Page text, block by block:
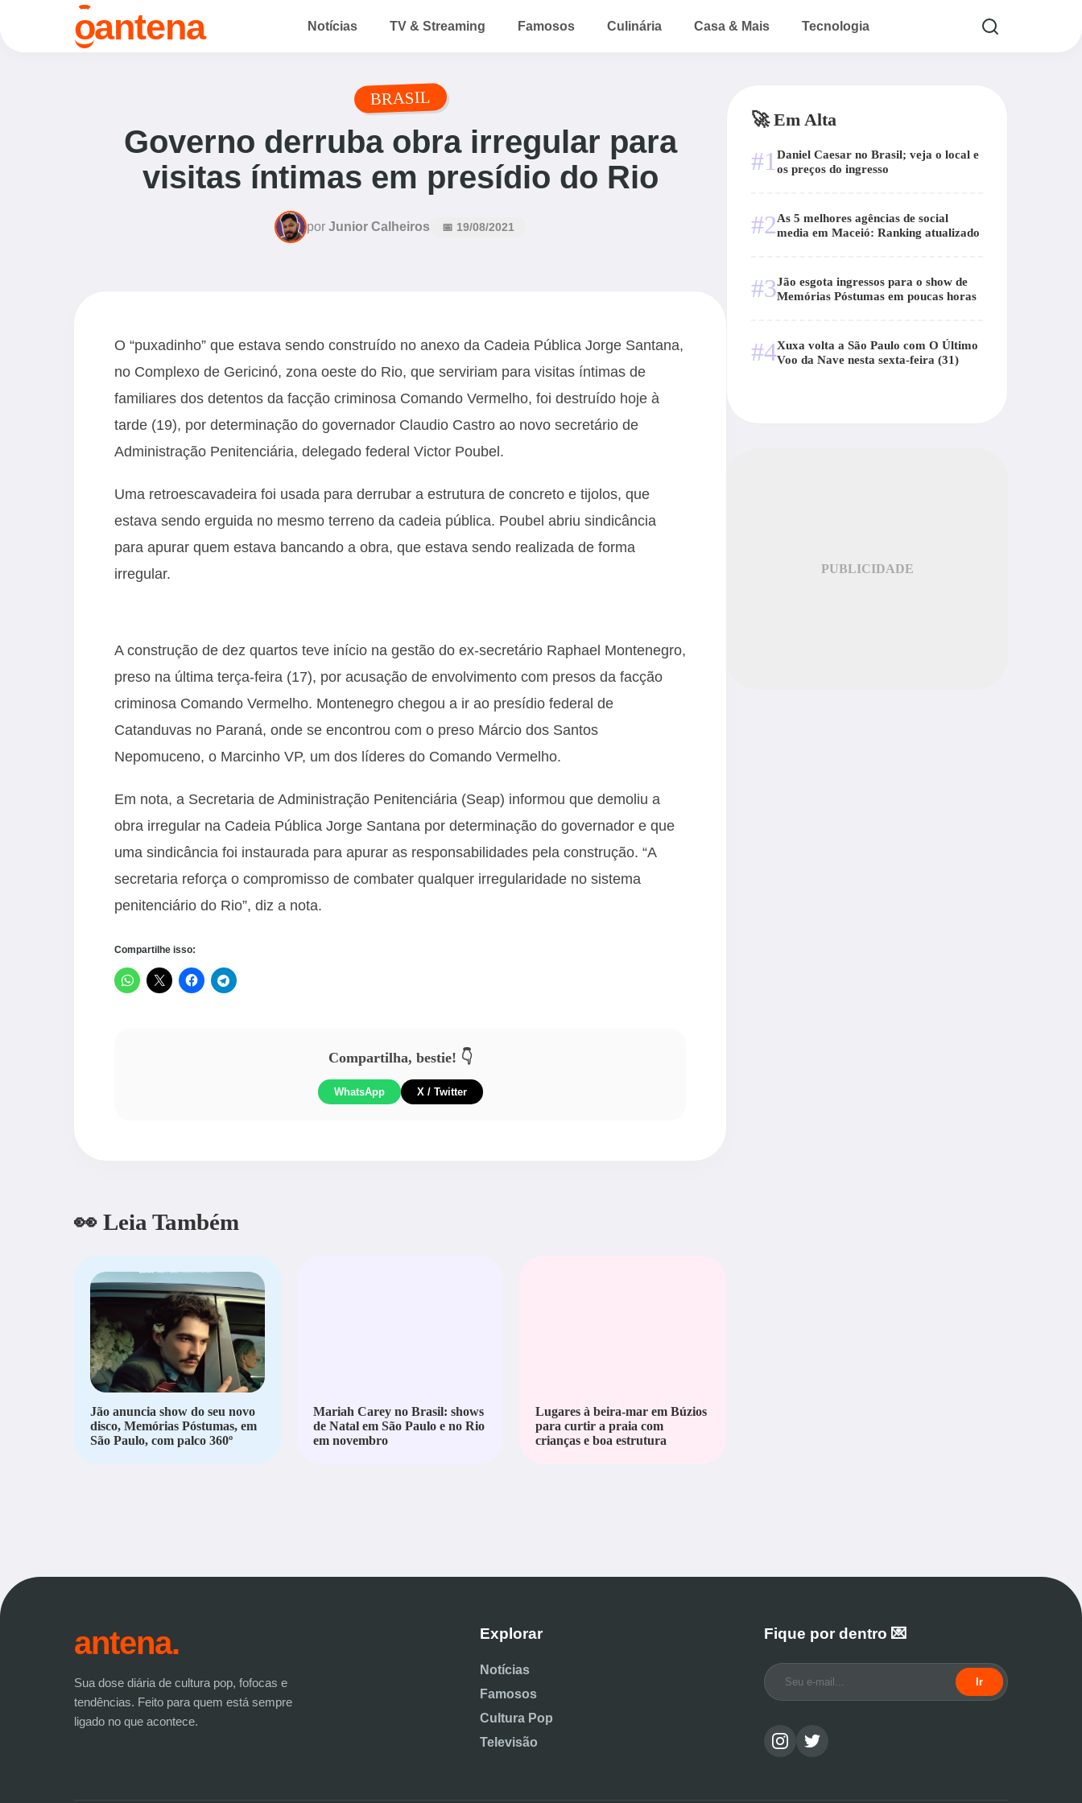
oantena Notícias TV & Streaming Famosos Culinária Casa & Mais Tecnologia
BRASIL
Governo derruba obra irregular para
visitas íntimas em presídio do Rio
por Junior Calheiros 📅 19/08/2021
O “puxadinho” que estava sendo construído no anexo da Cadeia Pública Jorge Santana,
no Complexo de Gericinó, zona oeste do Rio, que serviriam para visitas íntimas de
familiares dos detentos da facção criminosa Comando Vermelho, foi destruído hoje à
tarde (19), por determinação do governador Claudio Castro ao novo secretário de
Administração Penitenciária, delegado federal Victor Poubel.
Uma retroescavadeira foi usada para derrubar a estrutura de concreto e tijolos, que
estava sendo erguida no mesmo terreno da cadeia pública. Poubel abriu sindicância
para apurar quem estava bancando a obra, que estava sendo realizada de forma
irregular.
A construção de dez quartos teve início na gestão do ex-secretário Raphael Montenegro,
preso na última terça-feira (17), por acusação de envolvimento com presos da facção
criminosa Comando Vermelho. Montenegro chegou a ir ao presídio federal de
Catanduvas no Paraná, onde se encontrou com o preso Márcio dos Santos
Nepomuceno, o Marcinho VP, um dos líderes do Comando Vermelho.
Em nota, a Secretaria de Administração Penitenciária (Seap) informou que demoliu a
obra irregular na Cadeia Pública Jorge Santana por determinação do governador e que
uma sindicância foi instaurada para apurar as responsabilidades pela construção. “A
secretaria reforça o compromisso de combater qualquer irregularidade no sistema
penitenciário do Rio”, diz a nota.
Compartilhe isso:
Compartilha, bestie! 👇
WhatsApp X / Twitter
👀 Leia Também
Jão anuncia show do seu novo
disco, Memórias Póstumas, em
São Paulo, com palco 360º
Mariah Carey no Brasil: shows
de Natal em São Paulo e no Rio
em novembro
Lugares à beira-mar em Búzios
para curtir a praia com
crianças e boa estrutura
🚀 Em Alta
#1 Daniel Caesar no Brasil; veja o local e
os preços do ingresso
#2As 5 melhores agências de social
media em Maceió: Ranking atualizado
#3Jão esgota ingressos para o show de
Memórias Póstumas em poucas horas
#4Xuxa volta a São Paulo com O Último
Voo da Nave nesta sexta-feira (31)
PUBLICIDADE
antena.
Sua dose diária de cultura pop, fofocas e
tendências. Feito para quem está sempre
ligado no que acontece.
Explorar
Notícias
Famosos
Cultura Pop
Televisão
Fique por dentro 💌
Ir